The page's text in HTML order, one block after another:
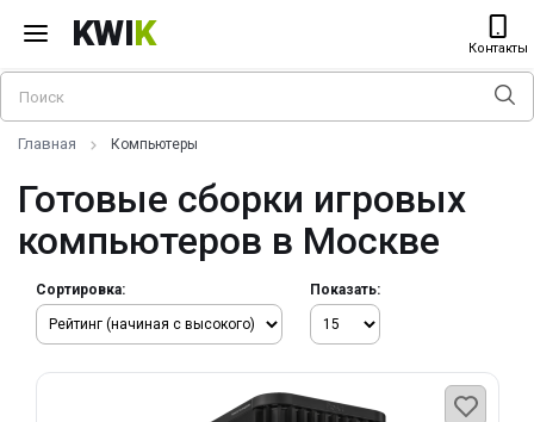
KWIK Контакты
Главная Компьютеры
Готовые сборки игровых
компьютеров в Москве
Сортировка: Показать: